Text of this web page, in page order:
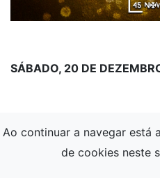
SÁBADO, 20 DE
Ao continuar a navegar está
de cookies neste